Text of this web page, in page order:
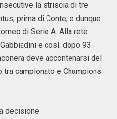
la striscia di tre
prima di Conte, e dunque
di Serie A. Alla rete
e così, dopo 93
deve accontenarsi del
campionato e Champions
decisione